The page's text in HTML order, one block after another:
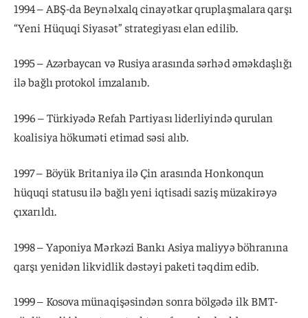
1994 – ABŞ-da Beynəlxalq cinayətkar qruplaşmalara qarşı
“Yeni Hüquqi Siyasət” strategiyası elan edilib.
1995 – Azərbaycan və Rusiya arasında sərhəd əməkdaşlığı
ilə bağlı protokol imzalanıb.
1996 – Türkiyədə Refah Partiyası liderliyində qurulan
koalisiya hökuməti etimad səsi alıb.
1997 – Böyük Britaniya ilə Çin arasında Honkonqun
hüquqi statusu ilə bağlı yeni iqtisadi saziş müzakirəyə
çıxarıldı.
1998 – Yaponiya Mərkəzi Bankı Asiya maliyyə böhranına
qarşı yenidən likvidlik dəstəyi paketi təqdim edib.
1999 – Kosova münaqişəsindən sonra bölgədə ilk BMT-